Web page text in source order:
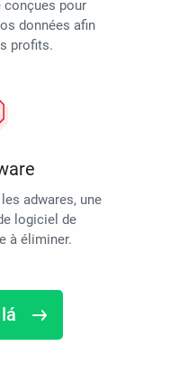
conçues pour
données afin
profits.
adwares, une
logiciel de
à éliminer.